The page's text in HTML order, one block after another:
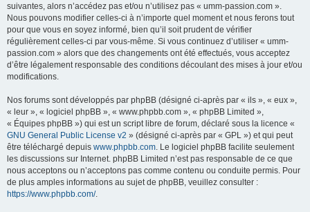
suivantes, alors n’accédez pas et/ou n’utilisez pas « umm-passion.com ».
Nous pouvons modifier celles-ci à n’importe quel moment et nous ferons tout
pour que vous en soyez informé, bien qu’il soit prudent de vérifier
régulièrement celles-ci par vous-même. Si vous continuez d’utiliser « umm-
passion.com » alors que des changements ont été effectués, vous acceptez
d’être légalement responsable des conditions découlant des mises à jour et/ou
modifications.
Nos forums sont développés par phpBB (désigné ci-après par « ils », « eux »,
« leur », « logiciel phpBB », « www.phpbb.com », « phpBB Limited »,
« Équipes phpBB ») qui est un script libre de forum, déclaré sous la licence «
GNU General Public License v2 » (désigné ci-après par « GPL ») et qui peut
être téléchargé depuis www.phpbb.com. Le logiciel phpBB facilite seulement
les discussions sur Internet. phpBB Limited n’est pas responsable de ce que
nous acceptons ou n’acceptons pas comme contenu ou conduite permis. Pour
de plus amples informations au sujet de phpBB, veuillez consulter :
https://www.phpbb.com/.